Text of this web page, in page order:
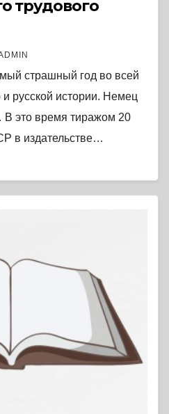
трудового
страшный год во всей
и русской истории. Немец
В это время тиражом 20
в издательстве…